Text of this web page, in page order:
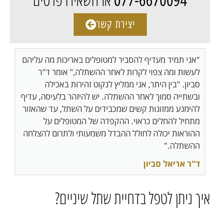
יצירת קשר
"אני תמיד מעדיף להסביר למטופלים באריכות מה עליהם
לעשות ומה צפוי לקרות לאחר ההשתלה," אומר ד"ר
סביון. "בין היתר, אני ממליץ לנקוט זהירות באכילה
ובשתייה סמוך לאחר ההשתלה. יש להיזהר בלעיסה, עדיף
להימנע ממזונות קשים שמכבידים על השתל, עד שהאזור
מתחיל להחלים כראוי. ההקפדה של המטופלים על
ההוראות יכולה לחולל ההבדל משמעותי ולתרום להצלחה
ההשתלה."
ד"ר אריאל סביון
איך ניתן לטפל בדחיית שתל שיניים?